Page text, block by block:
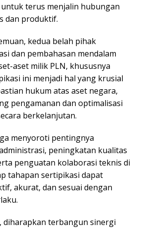
terus menjalin hubungan
dan produktif.
kedua belah pihak
dan pembahasan mendalam
aset milik PLN, khususnya
ini menjadi hal yang krusial
hukum atas aset negara,
pengamanan dan optimalisasi
berkelanjutan.
menyoroti pentingnya
peningkatan kualitas
penguatan kolaborasi teknis di
tahapan sertipikasi dapat
akurat, dan sesuai dengan
diharapkan terbangun sinergi